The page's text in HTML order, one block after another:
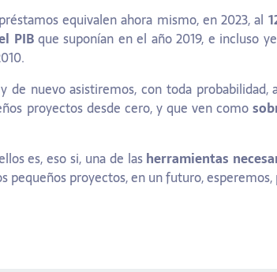
equivalen ahora mismo, en 2023, al
PIBque suponían en el año 2019, e incluso
de nuevo asistiremos, con toda probabilidad,
proyectos desde cero, y que ven como
es, eso si, una de lasherramientas
pequeños proyectos, en un futuro,